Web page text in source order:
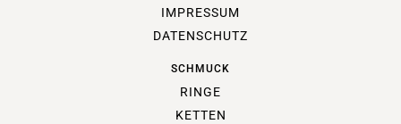
IMPRESSUM
DATENSCHUTZ
SCHMUCK
RINGE
KETTEN